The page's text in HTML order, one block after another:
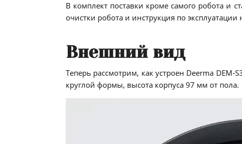
В комплект поставки кроме самого робота и
очистки робота и инструкция по эксплуатации
Внешний вид
Теперь рассмотрим, как устроен Deerma
круглой формы, высота корпуса 97 мм от пола.